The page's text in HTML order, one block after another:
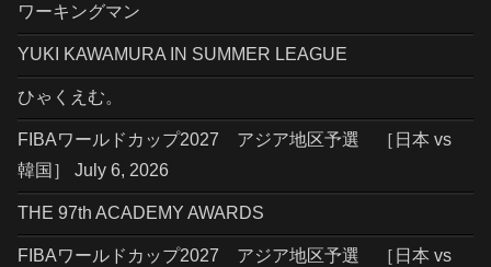
ワーキングマン
YUKI KAWAMURA IN SUMMER LEAGUE
ひゃくえむ。
FIBAワールドカップ2027 アジア地区予選 ［日本 vs
韓国］ July 6, 2026
THE 97th ACADEMY AWARDS
FIBAワールドカップ2027 アジア地区予選 ［日本 vs